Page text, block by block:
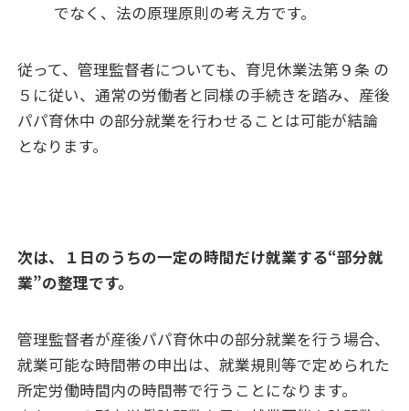
でなく、法の原理原則の考え方です。
従って、管理監督者についても、育児休業法第９条 の
５に従い、通常の労働者と同様の手続きを踏み、産後
パパ育休中 の部分就業を行わせることは可能が結論
となります。
次は、１日のうちの一定の時間だけ就業する“部分就
業”の整理です。
管理監督者が産後パパ育休中の部分就業を行う場合、
就業可能な時間帯の申出は、就業規則等で定められた
所定労働時間内の時間帯で行うことになります。